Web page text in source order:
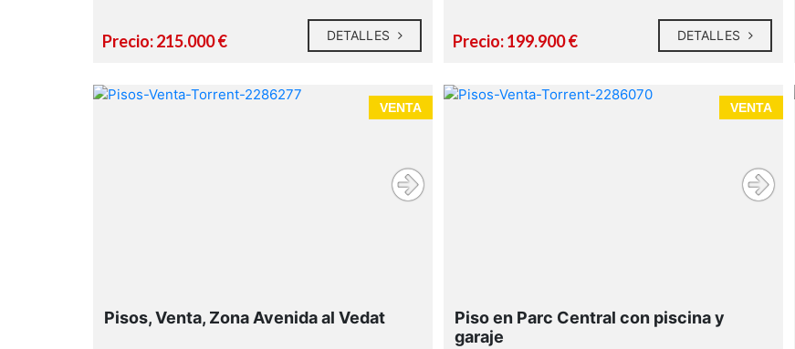
Precio: 215.000 € DETALLES Precio: 199.900 € DETALLES
VENTA
Pisos, Venta, Zona Avenida al Vedat
VENTA
Piso en Parc Central con piscina y
garaje